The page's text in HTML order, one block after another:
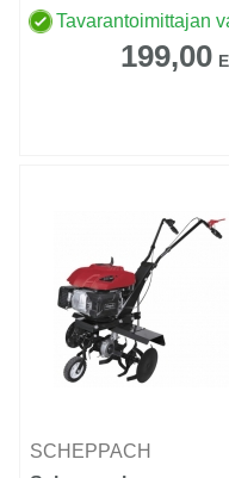
Tavarantoimittajan
199,00
SCHEPPACH